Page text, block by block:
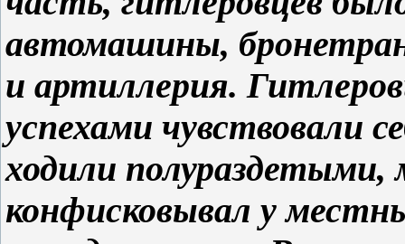
автомашины,
и артиллерия.
успехами чувствовали
ходили
конфисковывал у